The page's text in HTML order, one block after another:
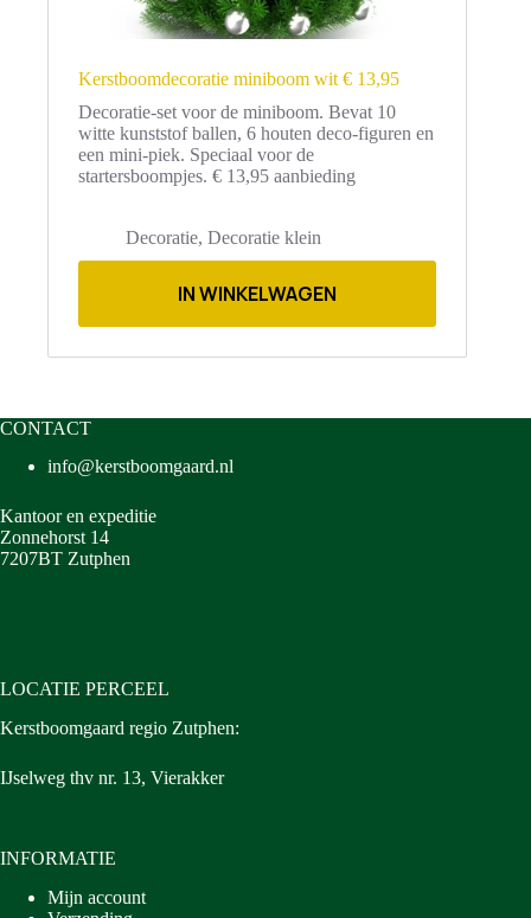
Kerstboomdecoratie miniboom wit € 13,95
Decoratie-set voor de miniboom. Bevat 10
witte kunststof ballen, 6 houten deco-figuren en
een mini-piek. Speciaal voor de
startersboompjes. € 13,95 aanbieding
Decoratie, Decoratie klein
IN WINKELWAGEN
CONTACT
info@kerstboomgaard.nl
Kantoor en expeditie
Zonnehorst 14
7207BT Zutphen
LOCATIE PERCEEL
Kerstboomgaard regio Zutphen:
IJselweg thv nr. 13, Vierakker
INFORMATIE
Mijn account